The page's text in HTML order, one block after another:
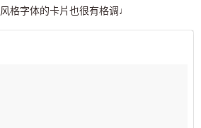
格字体的卡片也很有格调♩